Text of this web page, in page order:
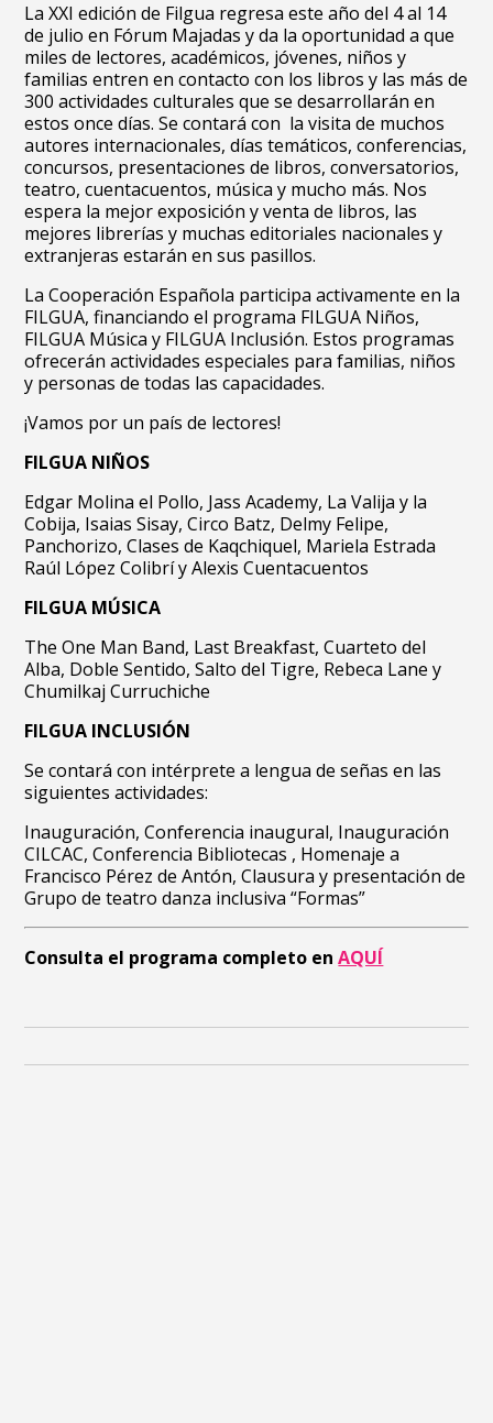
La XXI edición de Filgua regresa este año del 4 al 14
de julio en Fórum Majadas y da la oportunidad a que
miles de lectores, académicos, jóvenes, niños y
familias entren en contacto con los libros y las más de
300 actividades culturales que se desarrollarán en
estos once días. Se contará con la visita de muchos
autores internacionales, días temáticos, conferencias,
concursos, presentaciones de libros, conversatorios,
teatro, cuentacuentos, música y mucho más. Nos
espera la mejor exposición y venta de libros, las
mejores librerías y muchas editoriales nacionales y
extranjeras estarán en sus pasillos.
La Cooperación Española participa activamente en la
FILGUA, financiando el programa FILGUA Niños,
FILGUA Música y FILGUA Inclusión. Estos programas
ofrecerán actividades especiales para familias, niños
y personas de todas las capacidades.
¡Vamos por un país de lectores!
FILGUA NIÑOS
Edgar Molina el Pollo, Jass Academy, La Valija y la
Cobija, Isaias Sisay,Circo Batz, Delmy Felipe,
Panchorizo,Clases de Kaqchiquel, Mariela Estrada
Raúl López Colibrí yAlexis Cuentacuentos
FILGUA MÚSICA
The One Man Band, Last Breakfast,Cuarteto del
Alba, Doble Sentido,Salto del Tigre, Rebeca Lane y
Chumilkaj Curruchiche
FILGUA INCLUSIÓN
Se contará con intérprete a lengua de señas en las
siguientes actividades:
Inauguración,Conferencia inaugural, Inauguración
CILCAC,Conferencia Bibliotecas , Homenaje a
Francisco Pérez de Antón,Clausura y presentación de
Grupo de teatro danza inclusiva “Formas”
Consulta el programa completo enAQUÍ